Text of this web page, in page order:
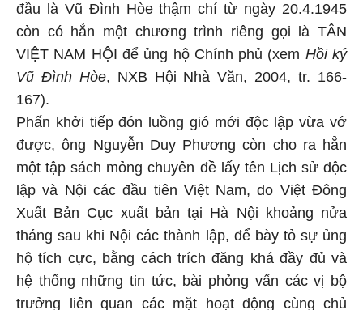
đầu là Vũ Đình Hòe thậm chí từ ngày 20.4.1945
còn có hẳn một chương trình riêng gọi là TÂN
VIỆT NAM HỘI để ủng hộ Chính phủ (xem Hồi ký
Vũ Đình Hòe, NXB Hội Nhà Văn, 2004, tr. 166-
167).
Phấn khởi tiếp đón luồng gió mới độc lập vừa vớ
được, ông Nguyễn Duy Phương còn cho ra hẳn
một tập sách mỏng chuyên đề lấy tên Lịch sử độc
lập và Nội các đầu tiên Việt Nam, do Việt Đông
Xuất Bản Cục xuất bản tại Hà Nội khoảng nửa
tháng sau khi Nội các thành lập, để bày tỏ sự ủng
hộ tích cực, bằng cách trích đăng khá đầy đủ và
hệ thống những tin tức, bài phỏng vấn các vị bộ
trưởng liên quan các mặt hoạt động cùng chủ